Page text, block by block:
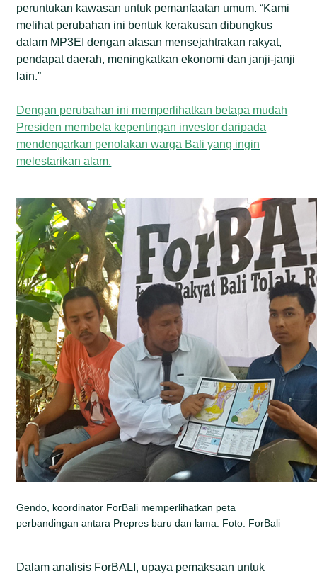
peruntukan kawasan untuk pemanfaatan umum. “Kami
melihat perubahan ini bentuk kerakusan dibungkus
dalam MP3EI dengan alasan mensejahtrakan rakyat,
pendapat daerah, meningkatkan ekonomi dan janji-janji
lain.”
Dengan perubahan ini memperlihatkan betapa mudah
Presiden membela kepentingan investor daripada
mendengarkan penolakan warga Bali yang ingin
melestarikan alam.
Gendo, koordinator ForBali memperlihatkan peta
perbandingan antara Prepres baru dan lama. Foto: ForBali
Dalam analisis ForBALI, upaya pemaksaan untuk